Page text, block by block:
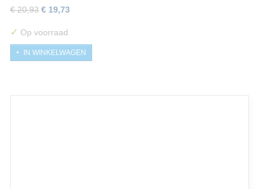
€ 20,93 € 19,73
✓ Op voorraad
IN WINKELWAGEN